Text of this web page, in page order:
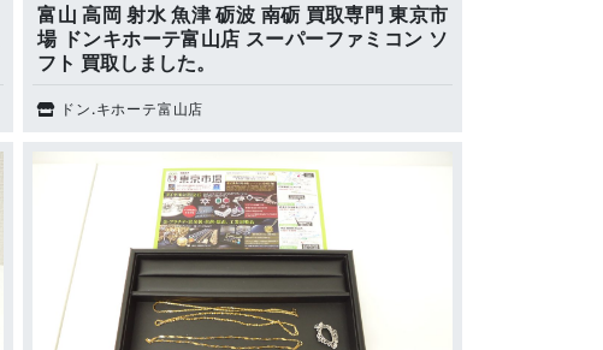
富山 高岡 射水 魚津 砺波 南砺 買取専門 東京市
場 ドンキホーテ富山店 スーパーファミコン ソ
フト 買取しました。
ドン.キホーテ富山店